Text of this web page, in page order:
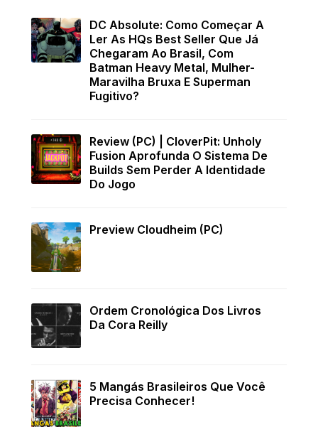
DC Absolute: Como Começar A
Ler As HQs Best Seller Que Já
Chegaram Ao Brasil, Com
Batman Heavy Metal, Mulher-
Maravilha Bruxa E Superman
Fugitivo?
Review (PC) | CloverPit: Unholy
Fusion Aprofunda O Sistema De
Builds Sem Perder A Identidade
Do Jogo
Preview Cloudheim (PC)
Ordem Cronológica Dos Livros
Da Cora Reilly
5 Mangás Brasileiros Que Você
Precisa Conhecer!